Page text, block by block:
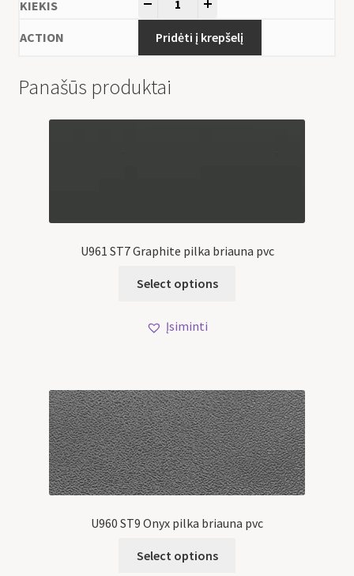
Pridėti į krepšelį
Panašūs produktai
U961 ST7 Graphite pilka briauna pvc
Select options
Įsiminti
U960 ST9 Onyx pilka briauna pvc
Select options